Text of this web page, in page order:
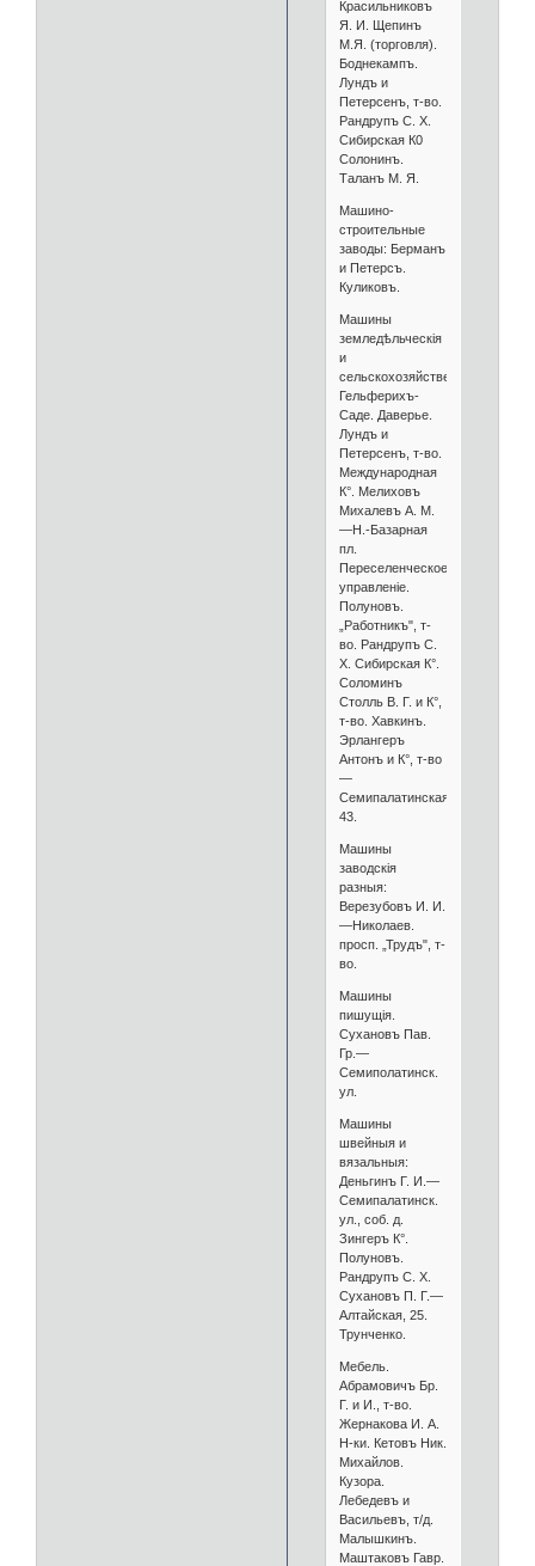
Красильниковъ
Я. И. Щепинъ
М.Я. (торговля).
Боднекампъ.
Лундъ и
Петерсенъ, т-во.
Рандрупъ С. X.
Сибирская К0
Солонинъ.
Таланъ М. Я.
Машино-
строительные
заводы: Берманъ
и Петерсъ.
Куликовъ.
Машины
земледѣльческія
и
сельскохозяйственныя:
Гельферихъ-
Саде. Даверье.
Лундъ и
Петерсенъ, т-во.
Международная
К°. Мелиховъ
Михалевъ А. М.
—Н.-Базарная
пл.
Переселенческое
управленіе.
Полуновъ.
„Работникъ", т-
во. Рандрупъ С.
X. Сибирская К°.
Соломинъ
Столль В. Г. и К°,
т-во. Хавкинъ.
Эрлангеръ
Антонъ и К°, т-во
—
Семипалатинская,
43.
Машины
заводскія
разныя:
Верезубовъ И. И.
—Николаев.
просп. „Трудъ", т-
во.
Машины
пишущія.
Сухановъ Пав.
Гр.—
Семиполатинск.
ул.
Машины
швейныя и
вязальныя:
Деньгинъ Г. И.—
Семипалатинск.
ул., соб. д.
Зингеръ К°.
Полуновъ.
Рандрупъ С. X.
Сухановъ П. Г.—
Алтайская, 25.
Трунченко.
Мебель.
Абрамовичъ Бр.
Г. и И., т-во.
Жернакова И. А.
Н-ки. Кетовъ Ник.
Михайлов.
Кузора.
Лебедевъ и
Васильевъ, т/д.
Малышкинъ.
Маштаковъ Гавр.